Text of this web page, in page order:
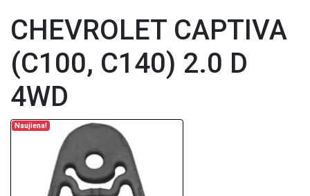
CHEVROLET CAPTIVA
(C100, C140) 2.0 D
4WD
Naujiena!